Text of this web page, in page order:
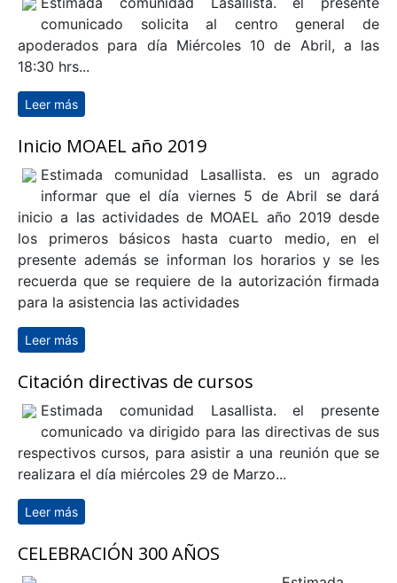
comunicado solicita al centro general de
apoderados para día Miércoles 10 de Abril, a las
18:30 hrs...
Leer más
Inicio MOAEL año 2019
Estimada comunidad Lasallista. es un agrado
informar que el día viernes 5 de Abril se dará
inicio a las actividades de MOAEL año 2019 desde
los primeros básicos hasta cuarto medio, en el
presente además se informan los horarios y se les
recuerda que se requiere de la autorización firmada
para la asistencia las actividades
Leer más
Citación directivas de cursos
Estimada comunidad Lasallista. el presente
comunicado va dirigido para las directivas de sus
respectivos cursos, para asistir a una reunión que se
realizara el día miércoles 29 de Marzo...
Leer más
CELEBRACIÓN 300 AÑOS